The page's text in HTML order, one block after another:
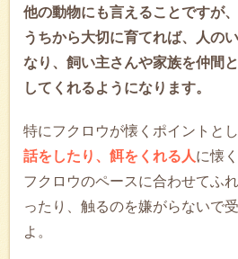
他の動物にも言えることですが
うちから大切に育てれば、人の
なり、飼い主さんや家族を仲間
してくれるようになります。
特にフクロウが懐くポイントと
話をしたり、餌をくれる人に懐
フクロウのペースに合わせてふ
ったり、触るのを嫌がらないで
よ。